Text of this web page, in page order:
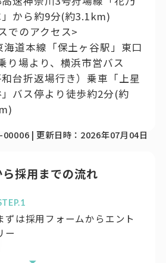
から約9分(約3.1km)
でのアクセス>
海道本線「保土ヶ谷駅」東口
り場より、横浜市営バス
和台折返場行き）乗車「上星
」バス停より徒歩約2分(約
| 更新日時：2026年07月04日
採用までの流れ
ずは採用フォームからエント
ー